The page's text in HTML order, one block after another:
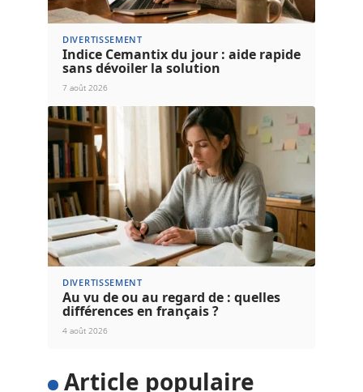
DIVERTISSEMENT
Indice Cemantix du jour : aide rapide
sans dévoiler la solution
7 août 2026
DIVERTISSEMENT
Au vu de ou au regard de : quelles
différences en français ?
4 août 2026
Article populaire